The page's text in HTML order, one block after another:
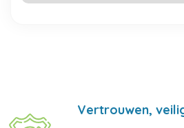
Vertrouwen,